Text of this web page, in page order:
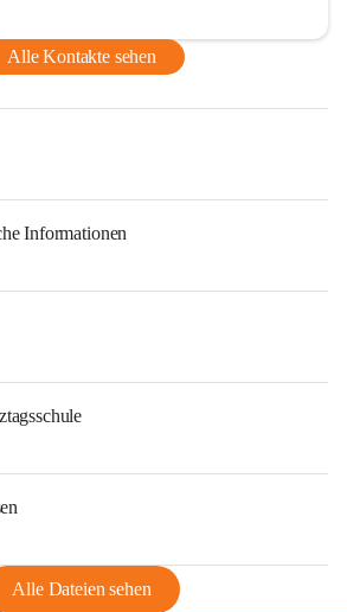
Alle Kontakte sehen
Informationen
Alle Dateien sehen